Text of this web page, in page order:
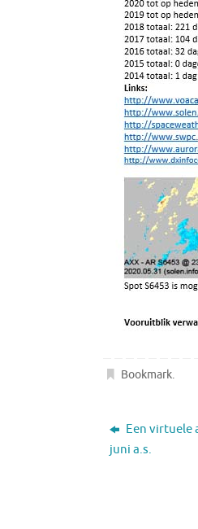
Bookmark.
Een virtuele
juni a.s.